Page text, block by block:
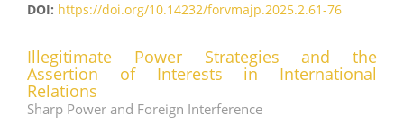
DOI: https://doi.org/10.14232/forvmajp.2025.2.61-76
Illegitimate Power Strategies and the
Assertion of Interests in International
Relations
Sharp Power and Foreign Interference